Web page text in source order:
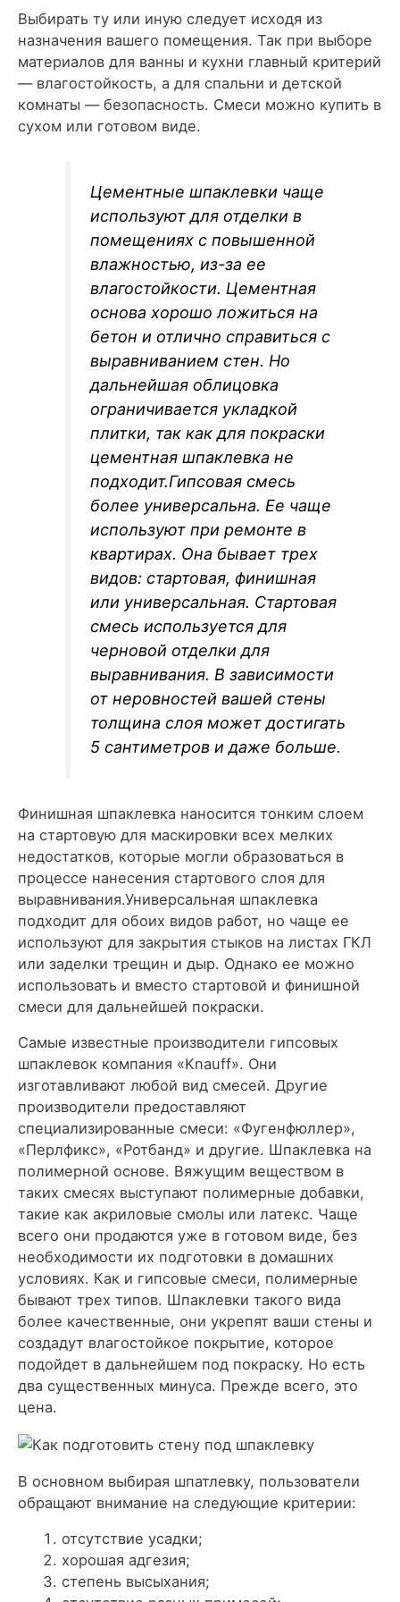
Выбирать ту или иную следует исходя из
назначения вашего помещения. Так при выборе
материалов для ванны и кухни главный критерий
— влагостойкость, а для спальни и детской
комнаты — безопасность. Смеси можно купить в
сухом или готовом виде.
Цементные шпаклевки чаще
используют для отделки в
помещениях с повышенной
влажностью, из-за ее
влагостойкости. Цементная
основа хорошо ложиться на
бетон и отлично справиться с
выравниванием стен. Но
дальнейшая облицовка
ограничивается укладкой
плитки, так как для покраски
цементная шпаклевка не
подходит.Гипсовая смесь
более универсальна. Ее чаще
используют при ремонте в
квартирах. Она бывает трех
видов: стартовая, финишная
или универсальная. Стартовая
смесь используется для
черновой отделки для
выравнивания. В зависимости
от неровностей вашей стены
толщина слоя может достигать
5 сантиметров и даже больше.
Финишная шпаклевка наносится тонким слоем
на стартовую для маскировки всех мелких
недостатков, которые могли образоваться в
процессе нанесения стартового слоя для
выравнивания.Универсальная шпаклевка
подходит для обоих видов работ, но чаще ее
используют для закрытия стыков на листах ГКЛ
или заделки трещин и дыр. Однако ее можно
использовать и вместо стартовой и финишной
смеси для дальнейшей покраски.
Самые известные производители гипсовых
шпаклевок компания «Knauff». Они
изготавливают любой вид смесей. Другие
производители предоставляют
специализированные смеси: «Фугенфюллер»,
«Перлфикс», «Ротбанд» и другие. Шпаклевка на
полимерной основе. Вяжущим веществом в
таких смесях выступают полимерные добавки,
такие как акриловые смолы или латекс. Чаще
всего они продаются уже в готовом виде, без
необходимости их подготовки в домашних
условиях. Как и гипсовые смеси, полимерные
бывают трех типов. Шпаклевки такого вида
более качественные, они укрепят ваши стены и
создадут влагостойкое покрытие, которое
подойдет в дальнейшем под покраску. Но есть
два существенных минуса. Прежде всего, это
цена.
В основном выбирая шпатлевку, пользователи
обращают внимание на следующие критерии:
отсутствие усадки;
хорошая адгезия;
степень высыхания;